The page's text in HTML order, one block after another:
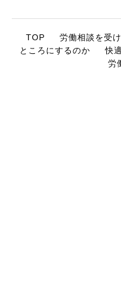
TOP 労働相談を受
ところにするのか
快
労